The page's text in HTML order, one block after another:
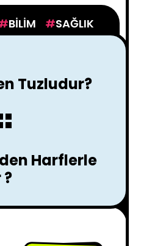
BILIM SAĞLIK
Tuzludur?
Harflerle